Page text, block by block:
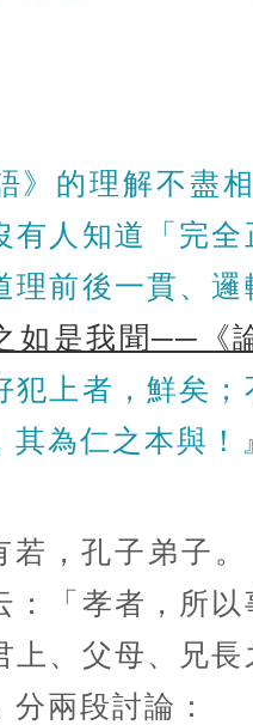
》的理解不盡
有人知道「完
理前後一貫、邏
如是我聞──《
犯上者，鮮矣
其為仁之本與！
若，孔子弟子
：「孝者，所
上、父母、兄
分兩段討論：